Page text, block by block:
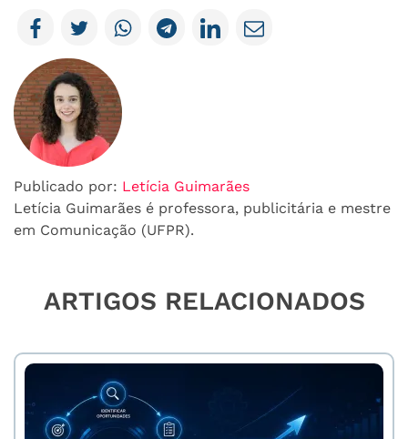
Publicado por: Letícia Guimarães
Letícia Guimarães é professora, publicitária e mestre
em Comunicação (UFPR).
ARTIGOS RELACIONADOS